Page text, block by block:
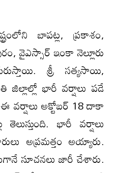
బాపట్ల, ప్రకాశం,
వైఎస్సార్ ఇంకా నెల్లూరు
శ్రీ సత్యసాయి,
జిల్లాల్లో భారీ వర్షాలు పడే
వర్షాలు అక్టోబర్ 18 దాకా
భారీ వర్షాలు
అప్రమత్తం అయ్యారు.
సూచనలు జారీ చేశారు.